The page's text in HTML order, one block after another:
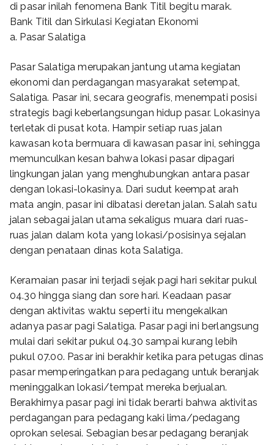
di pasar inilah fenomena Bank Titil begitu marak.
Bank Titil dan Sirkulasi Kegiatan Ekonomi
a. Pasar Salatiga
Pasar Salatiga merupakan jantung utama kegiatan
ekonomi dan perdagangan masyarakat setempat,
Salatiga. Pasar ini, secara geografis, menempati posisi
strategis bagi keberlangsungan hidup pasar. Lokasinya
terletak di pusat kota. Hampir setiap ruas jalan
kawasan kota bermuara di kawasan pasar ini, sehingga
memunculkan kesan bahwa lokasi pasar dipagari
lingkungan jalan yang menghubungkan antara pasar
dengan lokasi-lokasinya. Dari sudut keempat arah
mata angin, pasar ini dibatasi deretan jalan. Salah satu
jalan sebagai jalan utama sekaligus muara dari ruas-
ruas jalan dalam kota yang lokasi/posisinya sejalan
dengan penataan dinas kota Salatiga.
Keramaian pasar ini terjadi sejak pagi hari sekitar pukul
04.30 hingga siang dan sore hari. Keadaan pasar
dengan aktivitas waktu seperti itu mengekalkan
adanya pasar pagi Salatiga. Pasar pagi ini berlangsung
mulai dari sekitar pukul 04.30 sampai kurang lebih
pukul 07.00. Pasar ini berakhir ketika para petugas dinas
pasar memperingatkan para pedagang untuk beranjak
meninggalkan lokasi/tempat mereka berjualan.
Berakhirnya pasar pagi ini tidak berarti bahwa aktivitas
perdagangan para pedagang kaki lima/pedagang
oprokan selesai. Sebagian besar pedagang beranjak